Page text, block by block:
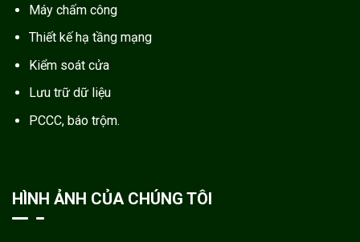
Máy chấm công
Thiết kế hạ tầng mạng
Kiểm soát cửa
Lưu trữ dữ liệu
PCCC, báo trộm.
HÌNH ẢNH CỦA CHÚNG TÔI